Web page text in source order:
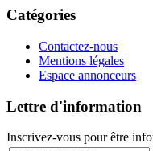
Catégories
Contactez-nous
Mentions légales
Espace annonceurs
Lettre d'information
Inscrivez-vous pour être